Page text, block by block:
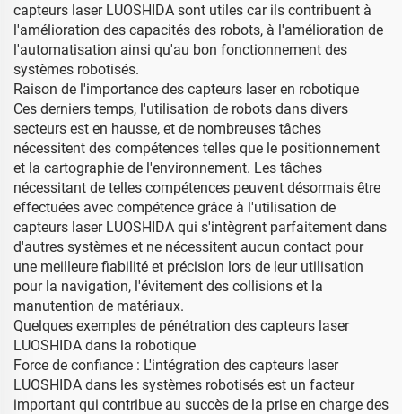
capteurs laser LUOSHIDA sont utiles car ils contribuent à
l'amélioration des capacités des robots, à l'amélioration de
l'automatisation ainsi qu'au bon fonctionnement des
systèmes robotisés.
Raison de l'importance des capteurs laser en robotique
Ces derniers temps, l'utilisation de robots dans divers
secteurs est en hausse, et de nombreuses tâches
nécessitent des compétences telles que le positionnement
et la cartographie de l'environnement. Les tâches
nécessitant de telles compétences peuvent désormais être
effectuées avec compétence grâce à l'utilisation de
capteurs laser LUOSHIDA qui s'intègrent parfaitement dans
d'autres systèmes et ne nécessitent aucun contact pour
une meilleure fiabilité et précision lors de leur utilisation
pour la navigation, l'évitement des collisions et la
manutention de matériaux.
Quelques exemples de pénétration des capteurs laser
LUOSHIDA dans la robotique
Force de confiance : L'intégration des capteurs laser
LUOSHIDA dans les systèmes robotisés est un facteur
important qui contribue au succès de la prise en charge des